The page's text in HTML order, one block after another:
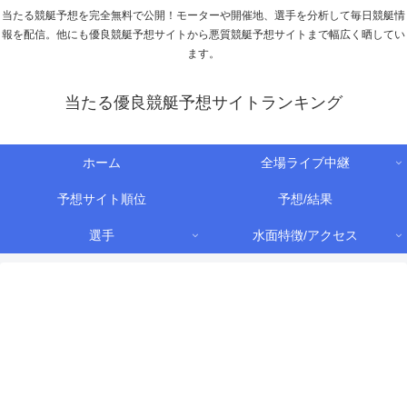
当たる競艇予想を完全無料で公開！モーターや開催地、選手を分析して毎日競艇情
報を配信。他にも優良競艇予想サイトから悪質競艇予想サイトまで幅広く晒してい
ます。
当たる優良競艇予想サイトランキング
ホーム 全場ライブ中継
予想サイト順位 予想/結果
選手 水面特徴/アクセス